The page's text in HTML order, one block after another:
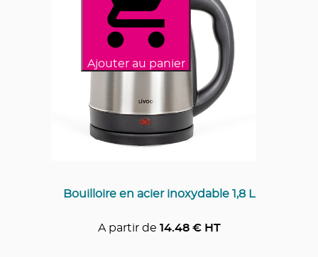
Ajouter au panier
Bouilloire en acier inoxydable 1,8 L
A partir de 14.48€ HT